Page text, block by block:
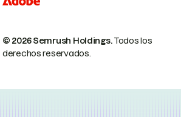
© 2026 Semrush Holdings.Todos los
derechos reservados.